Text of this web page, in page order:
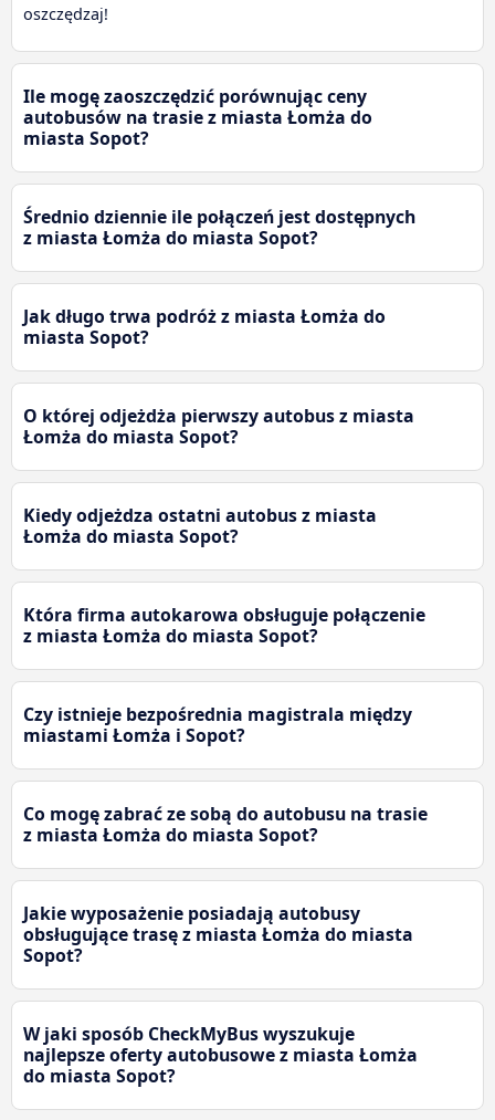
oszczędzaj!
Ile mogę zaoszczędzić porównując ceny
autobusów na trasie z miasta Łomża do
miasta Sopot?
Średnio dziennie ile połączeń jest dostępnych
z miasta Łomża do miasta Sopot?
Jak długo trwa podróż z miasta Łomża do
miasta Sopot?
O której odjeżdża pierwszy autobus z miasta
Łomża do miasta Sopot?
Kiedy odjeżdza ostatni autobus z miasta
Łomża do miasta Sopot?
Która firma autokarowa obsługuje połączenie
z miasta Łomża do miasta Sopot?
Czy istnieje bezpośrednia magistrala między
miastami Łomża i Sopot?
Co mogę zabrać ze sobą do autobusu na trasie
z miasta Łomża do miasta Sopot?
Jakie wyposażenie posiadają autobusy
obsługujące trasę z miasta Łomża do miasta
Sopot?
W jaki sposób CheckMyBus wyszukuje
najlepsze oferty autobusowe z miasta Łomża
do miasta Sopot?